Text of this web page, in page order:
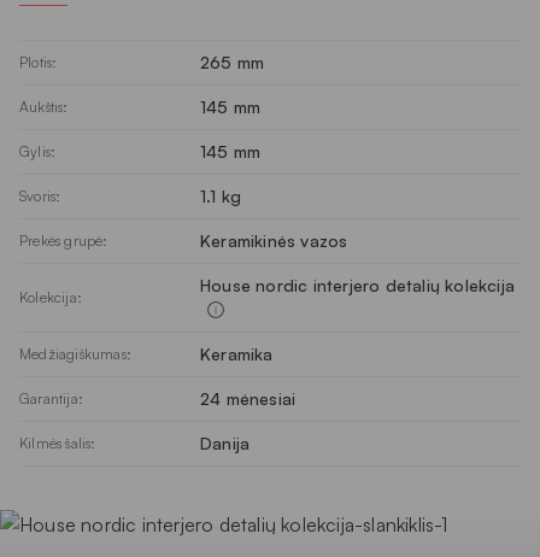
Plotis: 265 mm
Aukštis: 145 mm
Gylis: 145 mm
Svoris: 1.1 kg
Prekės grupė: Keramikinės vazos
Kolekcija:
House nordic interjero detalių kolekcija
Medžiagiškumas: Keramika
Garantija: 24 mėnesiai
Kilmės šalis: Danija